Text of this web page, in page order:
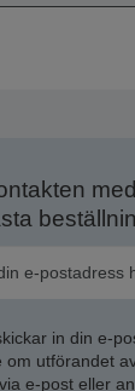
in din e-
om utförandet
e-post eller